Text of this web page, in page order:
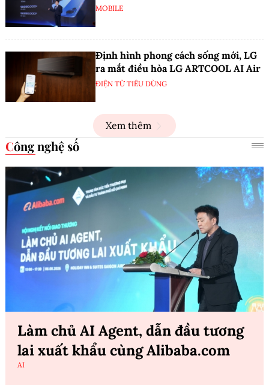
MOBILE
Định hình phong cách sống mới, LG
ra mắt điều hòa LG ARTCOOL AI Air
ĐIỆN TỬ TIÊU DÙNG
Xem thêm
Công nghệ số
Làm chủ AI Agent, dẫn đầu tương
lai xuất khẩu cùng Alibaba.com
AI